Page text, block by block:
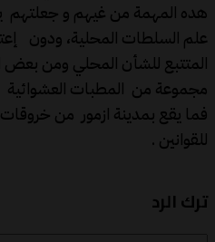
علم السلطات المحلية، ودون
المتتبع للشأن المحلي ومن بعض
مجموعة من المطبات
فما يقع بمدينة ازمور من
للقوانين .
ترك الرد